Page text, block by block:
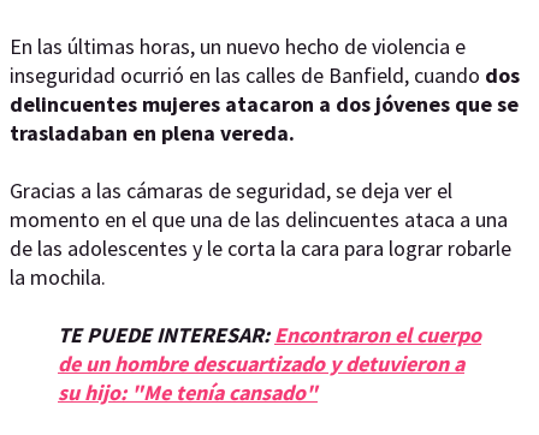
En las últimas horas, un nuevo hecho de violencia e
inseguridad ocurrió en las calles de Banfield, cuando dos
delincuentes mujeres atacaron a dos jóvenes que se
trasladaban en plena vereda.
Gracias a las cámaras de seguridad, se deja ver el
momento en el que una de las delincuentes ataca a una
de las adolescentes y le corta la cara para lograr robarle
la mochila.
TE PUEDE INTERESAR:Encontraron el cuerpo
de un hombre descuartizado y detuvieron a
su hijo: "Me tenía cansado"